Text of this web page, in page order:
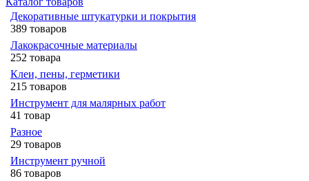
Декоративные штукатурки и покрытия
389 товаров
Лакокрасочные материалы
252 товара
Клеи, пены, герметики
215 товаров
Инструмент для малярных работ
41 товар
Разное
29 товаров
Инструмент ручной
86 товаров